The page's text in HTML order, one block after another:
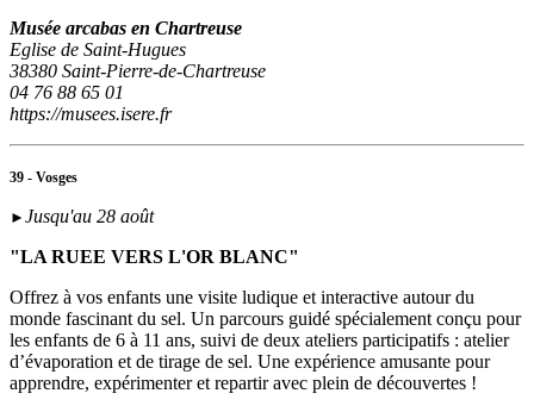
Musée arcabas en Chartreuse
Eglise de Saint-Hugues
38380 Saint-Pierre-de-Chartreuse
04 76 88 65 01
https://musees.isere.fr
39 - Vosges
► Jusqu'au 28 août
"LA RUEE VERS L'OR BLANC"
Offrez à vos enfants une visite ludique et interactive autour du
monde fascinant du sel. Un parcours guidé spécialement conçu pour
les enfants de 6 à 11 ans, suivi de deux ateliers participatifs : atelier
d’évaporation et de tirage de sel. Une expérience amusante pour
apprendre, expérimenter et repartir avec plein de découvertes !